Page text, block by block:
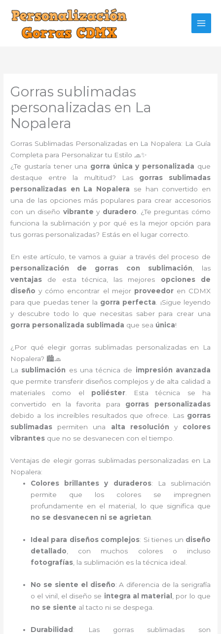
contenido
Gorras sublimadas
personalizadas en La
Nopalera
Gorras Sublimadas Personalizadas en La Nopalera: La Guía
Completa para Personalizar tu Estilo 🧢✨
¿Te gustaría tener una gorra única y personalizada que
destaque entre la multitud? Las gorras sublimadas
personalizadas en La Nopalera se han convertido en
una de las opciones más populares para crear accesorios
con un diseño vibrante y duradero. ¿Te preguntas cómo
funciona la sublimación y por qué es la mejor opción para
tus gorras personalizadas? Estás en el lugar correcto.
En este artículo, te vamos a guiar a través del proceso de
personalización de gorras con sublimación , las
ventajas de esta técnica, las mejores opciones de
diseño y cómo encontrar el mejor proveedoren CDMX
para que puedas tener la gorra perfecta . ¡Sigue leyendo
y descubre todo lo que necesitas saber para crear una
gorra personalizada sublimada que sea única!
¿Por qué elegir gorras sublimadas personalizadas en La
Nopalera? 🏙️🧢
La sublimación es una técnica de impresión avanzada
que permite transferir diseños complejos y de alta calidad a
materiales como el poliéster. Esta técnica se ha
convertido en la favorita para gorras personalizadas
debido a los increíbles resultados que ofrece. Las gorras
sublimadas permiten una alta resolución y colores
vibrantes que no se desvanecen con el tiempo.
Ventajas de elegir gorras sublimadas personalizadas en La
Nopalera:
Colores brillantes y duraderos: La sublimación
permite que los colores se impregnen
profundamente en el material, lo que significa que
no se desvanecen ni se agrietan
Ideal para diseños complejos: Si tienes un diseño
detallado , con muchos colores o incluso
fotografías , la sublimación es la técnica ideal.
No se siente el diseño: A diferencia de la serigrafía
o el vinil, el diseño se integra al material
, por lo que
no se siente al tacto ni se despega.
Durabilidad: Las gorras sublimadas son